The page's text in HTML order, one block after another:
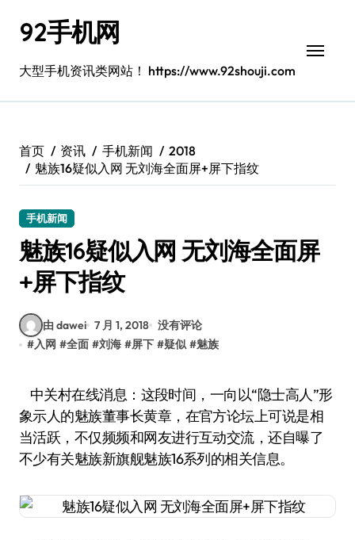
92手机网
大型手机资讯类网站！ https://www.92shouji.com
首页 资讯 手机新闻
2018
魅族16疑似入网 无刘海全面屏+屏下指纹
手机新闻
魅族16疑似入网 无刘海全面屏
+屏下指纹
由 dawei 7 月 1, 2018 没有评论
#入网 #全面 #刘海 #屏下 #疑似 #魅族
中关村在线消息：这段时间，一向以“隐士高人”形
象示人的魅族董事长黄章，在官方论坛上可说是相
当活跃，不仅频频和网友进行互动交流，还自曝了
不少有关魅族新旗舰魅族16系列的相关信息。